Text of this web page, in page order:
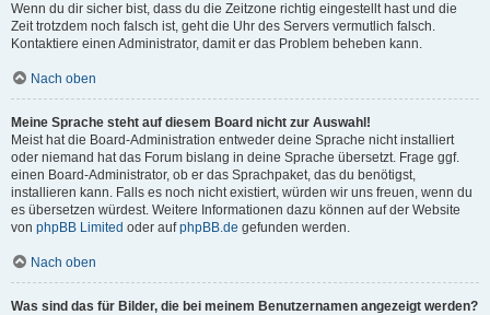
Wenn du dir sicher bist, dass du die Zeitzone richtig eingestellt hast und die
Zeit trotzdem noch falsch ist, geht die Uhr des Servers vermutlich falsch.
Kontaktiere einen Administrator, damit er das Problem beheben kann.
Nach oben
Meine Sprache steht auf diesem Board nicht zur Auswahl!
Meist hat die Board-Administration entweder deine Sprache nicht installiert
oder niemand hat das Forum bislang in deine Sprache übersetzt. Frage ggf.
einen Board-Administrator, ob er das Sprachpaket, das du benötigst,
installieren kann. Falls es noch nicht existiert, würden wir uns freuen, wenn du
es übersetzen würdest. Weitere Informationen dazu können auf der Website
von phpBB Limited oder aufphpBB.de gefunden werden.
Nach oben
Was sind das für Bilder, die bei meinem Benutzernamen angezeigt werden?